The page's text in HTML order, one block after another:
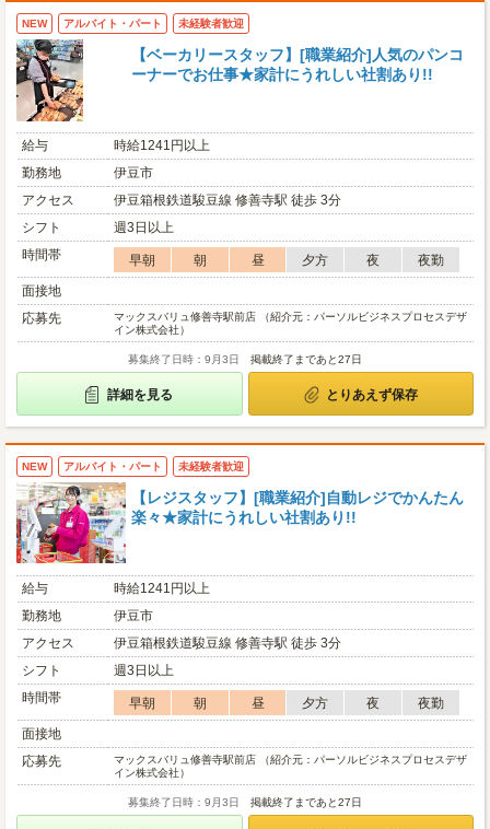
NEW アルバイト・パート 未経験者歓迎
【ベーカリースタッフ】[職業紹介]人気のパンコ
ーナーでお仕事★家計にうれしい社割あり!!
給与
時給1241円以上
勤務地
伊豆市
アクセス
伊豆箱根鉄道駿豆線 修善寺駅 徒歩 3分
シフト
週3日以上
時間帯
早朝 朝 昼 夕方 夜
夜勤
面接地
応募先
マックスバリュ修善寺駅前店 （紹介元：パーソルビジネスプロセスデザ
イン株式会社）
募集終了日時：9月3日 掲載終了まであと27日
詳細を見る とりあえず保存
NEW アルバイト・パート 未経験者歓迎
【レジスタッフ】[職業紹介]自動レジでかんたん
楽々★家計にうれしい社割あり!!
給与
時給1241円以上
勤務地
伊豆市
アクセス
伊豆箱根鉄道駿豆線 修善寺駅 徒歩 3分
シフト
週3日以上
時間帯
早朝 朝 昼 夕方 夜
夜勤
面接地
応募先
マックスバリュ修善寺駅前店 （紹介元：パーソルビジネスプロセスデザ
イン株式会社）
募集終了日時：9月3日 掲載終了まであと27日